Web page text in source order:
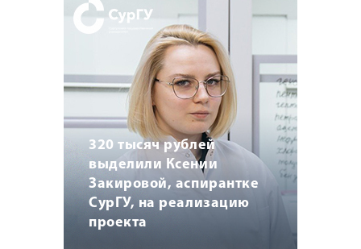
320 тысяч рублей
выделили Ксении
Закировой, аспирантке
СурГУ, на реализацию
проекта